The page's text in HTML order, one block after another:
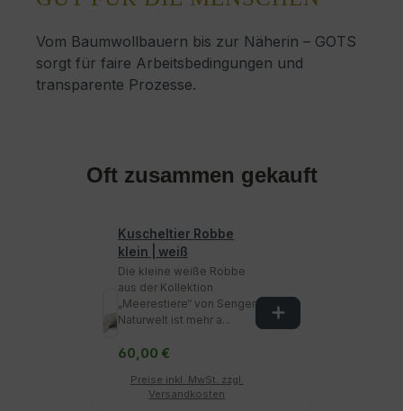
Vom Baumwollbauern bis zur Näherin – GOTS
sorgt für faire Arbeitsbedingungen und
transparente Prozesse.
Oft zusammen gekauft
Kuscheltier Robbe
klein | weiß
Die kleine weiße Robbe
aus der Kollektion
„Meerestiere“ von Senger
Naturwelt ist mehr a...
60,00 €
Preise inkl. MwSt. zzgl.
Versandkosten